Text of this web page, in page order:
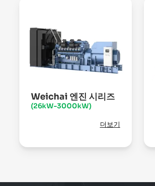
Weichai 엔진 시리즈
(26kW-3000kW)
더보기